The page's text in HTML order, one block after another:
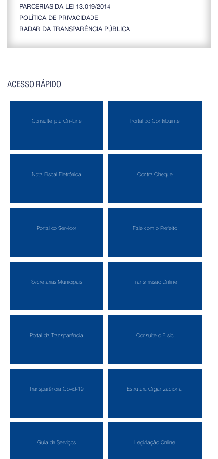
PARCERIAS DA LEI 13.019/2014
POLÍTICA DE PRIVACIDADE
RADAR DA TRANSPARÊNCIA PÚBLICA
ACESSO RÁPIDO
Consulte Iptu On-Line Portal do Contribuinte
Nota Fiscal Eletrônica Contra Cheque
Portal do Servidor Fale com o Prefeito
Secretarias Municipais Transmissão Online
Portal da Transparência Consulte o E-sic
Transparência Covid-19 Estrutura Organizacional
Guia de Serviços Legislação Online